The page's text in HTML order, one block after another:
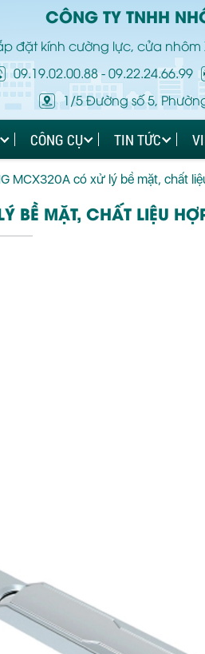
CÔNG TY TNHH
đặt kính cường lực, cửa
09.19.02.00.88-09.22.24.66.99
1/5 Đường số 5,
CÔNG CỤ TIN TỨC
MCX320A có xử lý bề mặt, chất
BỀ MẶT, CHẤT LIỆU